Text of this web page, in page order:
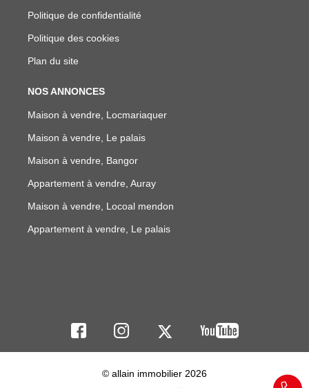
Politique de confidentialité
Politique des cookies
Plan du site
NOS ANNONCES
Maison à vendre, Locmariaquer
Maison à vendre, Le palais
Maison à vendre, Bangor
Appartement à vendre, Auray
Maison à vendre, Locoal mendon
Appartement à vendre, Le palais
© allain immobilier 2026